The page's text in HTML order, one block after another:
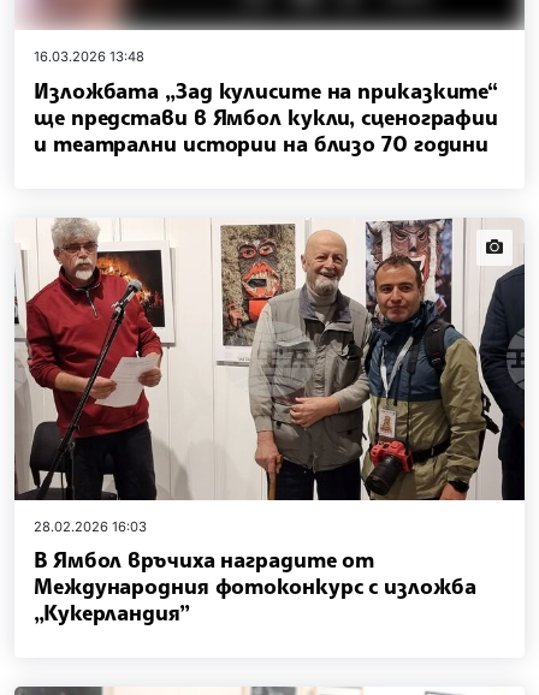
16.03.2026 13:48
Изложбата „Зад кулисите на приказките“
ще представи в Ямбол кукли, сценографии
и театрални истории на близо 70 години
28.02.2026 16:03
В Ямбол връчиха наградите от
Международния фотоконкурс с изложба
„Кукерландия”